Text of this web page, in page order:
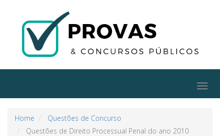
Home
Questões de Concurso
Questões de Direito Processual Penal do ano 2010